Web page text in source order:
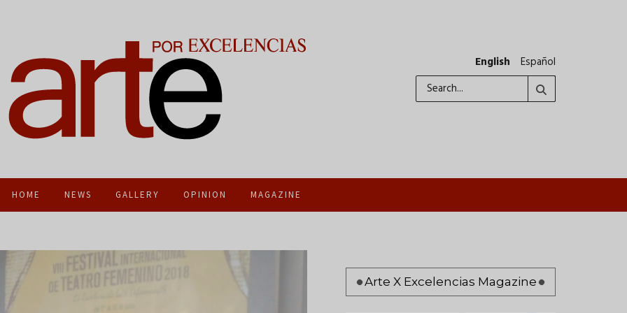
English
Español
HOME NEWS GALLERY OPINION MAGAZINE
Arte X Excelencias Magazine
Pagination